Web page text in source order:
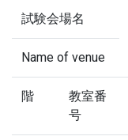
試験会場名
Name of venue
階
教室番
号